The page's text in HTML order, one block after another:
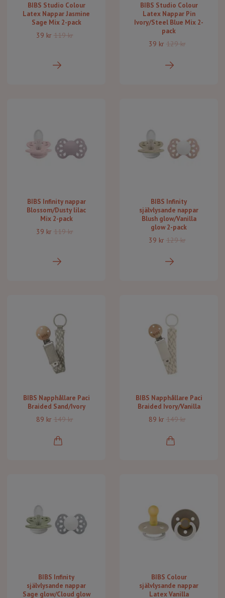
BIBS Studio Colour
Latex Nappar Jasmine
Sage Mix 2-pack
39 kr 119 kr
BIBS Studio Colour
Latex Nappar Pin
Ivory/Steel Blue Mix 2-
pack
39 kr 129 kr
BIBS Infinity nappar
Blossom/Dusty lilac
Mix 2-pack
39 kr 119 kr
BIBS Infinity
självlysande nappar
Blush glow/Vanilla
glow 2-pack
39 kr 129 kr
BIBS Napphållare Paci
Braided Sand/Ivory
89 kr 149 kr
BIBS Napphållare Paci
Braided Ivory/Vanilla
89 kr 149 kr
BIBS Infinity
självlysande nappar
Sage glow/Cloud glow
BIBS Colour
självlysande nappar
Latex Vanilla